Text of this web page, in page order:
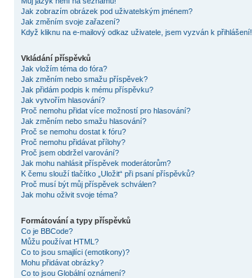
Jak zobrazím obrázek pod uživatelským jménem?
Jak změním svoje zařazení?
Když kliknu na e-mailový odkaz uživatele, jsem vyzván k přihlášení!
Vkládání příspěvků
Jak vložím téma do fóra?
Jak změním nebo smažu příspěvek?
Jak přidám podpis k mému příspěvku?
Jak vytvořím hlasování?
Proč nemohu přidat více možností pro hlasování?
Jak změním nebo smažu hlasování?
Proč se nemohu dostat k fóru?
Proč nemohu přidávat přílohy?
Proč jsem obdržel varování?
Jak mohu nahlásit příspěvek moderátorům?
K čemu slouží tlačítko „Uložit“ při psaní příspěvků?
Proč musí být můj příspěvek schválen?
Jak mohu oživit svoje téma?
Formátování a typy příspěvků
Co je BBCode?
Můžu používat HTML?
Co to jsou smajlíci (emotikony)?
Mohu přidávat obrázky?
Co to jsou Globální oznámení?